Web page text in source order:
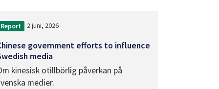
Report 2 juni, 2026
government efforts to influence
media
kinesisk otillbörlig påverkan på
medier.